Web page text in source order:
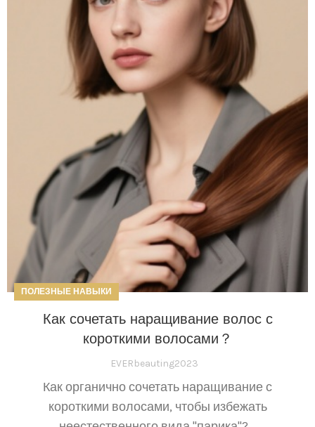
ПОЛЕЗНЫЕ НАВЫКИ
Как сочетать наращивание волос с
короткими волосами？
EVERbeauting2023
Как органично сочетать наращивание с
короткими волосами, чтобы избежать